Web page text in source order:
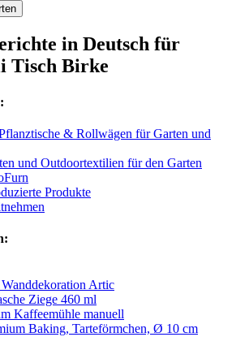
in Deutsch für
Tisch Birke
& Rollwägen für Garten und
und Outdoortextilien für den Garten
Produkte
Artic
Ziege 460 ml
Kaffeemühle manuell
Baking, Tarteförmchen, Ø 10 cm